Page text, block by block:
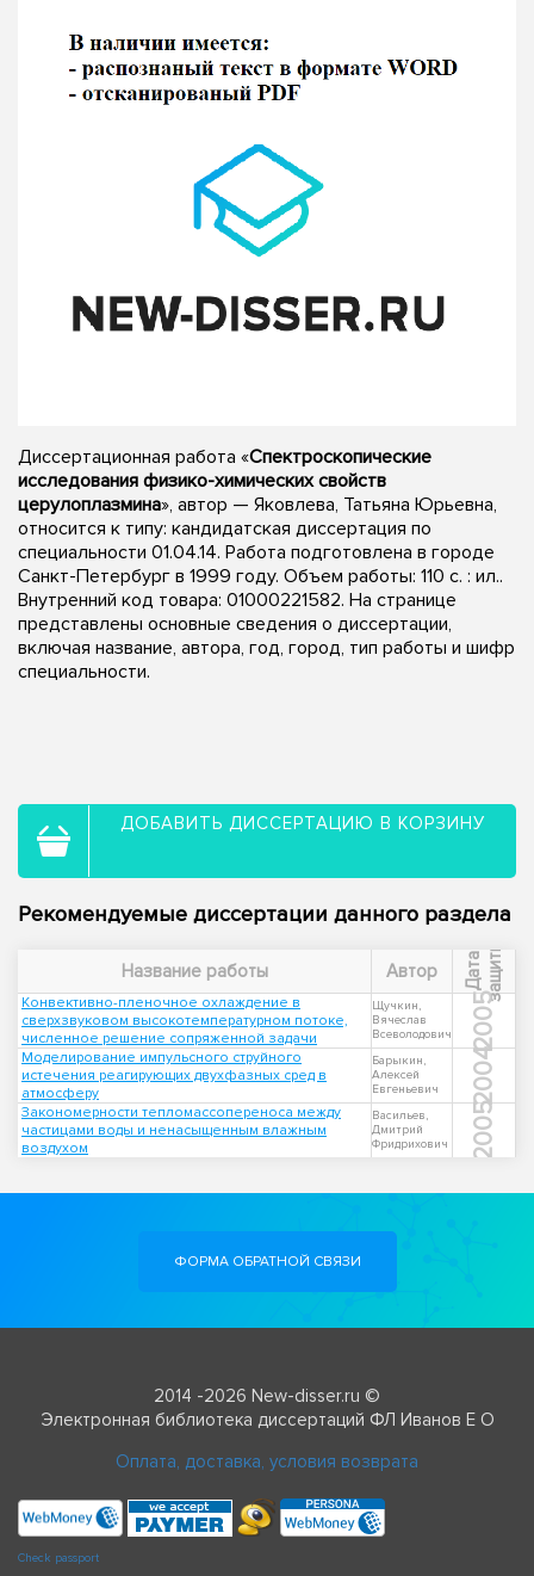
Диссертационная работа «Спектроскопические
исследования физико-химических свойств
церулоплазмина», автор — Яковлева, Татьяна Юрьевна,
относится к типу: кандидатская диссертация по
специальности 01.04.14. Работа подготовлена в городе
Санкт-Петербург в 1999 году. Объем работы: 110 с. : ил..
Внутренний код товара: 01000221582. На странице
представлены основные сведения о диссертации,
включая название, автора, год, город, тип работы и шифр
специальности.
ДОБАВИТЬ ДИССЕРТАЦИЮ В КОРЗИНУ
Рекомендуемые диссертации данного раздела
Название работы Автор Д
а
т
а
з
а
щ
и
т ы
Конвективно-пленочное охлаждение в
сверхзвуковом высокотемпературном потоке,
численное решение сопряженной задачи
Щучкин,
Вячеслав
Всеволодович
2005
Моделирование импульсного струйного
истечения реагирующих двухфазных сред в
атмосферу
Барыкин,
Алексей
Евгеньевич
2004
Закономерности тепломассопереноса между
частицами воды и ненасыщенным влажным
воздухом
Васильев,
Дмитрий
Фридрихович
2005
ФОРМА ОБРАТНОЙ СВЯЗИ
2014 -2026 New-disser.ru ©
Электронная библиотека диссертаций ФЛ Иванов Е О
Оплата, доставка, условия возврата
Check passport